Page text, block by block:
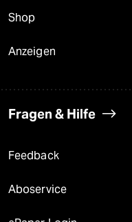
Shop
Anzeigen
Fragen & Hilfe
Feedback
Aboservice